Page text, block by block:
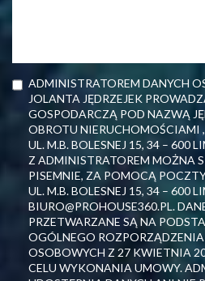
ADMINISTRATOREM DANYCH
JOLANTA JĘDRZEJEK
GOSPODARCZĄ POD NAZWĄ
OBROTU NIERUCHOMOŚCIAMI
UL. M.B. BOLESNEJ 15, 34 – 600
Z ADMINISTRATOREM MOŻNA
PISEMNIE, ZA POMOCĄ
UL. M.B. BOLESNEJ 15, 34 – 600
BIURO@PROHOUSE360.PL.
PRZETWARZANE SĄ NA
OGÓLNEGO
OSOBOWYCH Z 27 KWIETNIA
CELU WYKONANIA UMOWY.